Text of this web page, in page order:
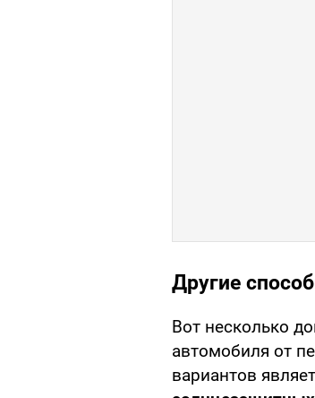
Другие
Вот несколько
автомобиля от
вариантов